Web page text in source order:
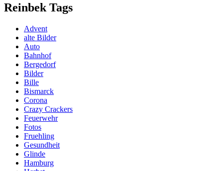
Reinbek Tags
Advent
alte Bilder
Auto
Bahnhof
Bergedorf
Bilder
Bille
Bismarck
Corona
Crazy Crackers
Feuerwehr
Fotos
Fruehling
Gesundheit
Glinde
Hamburg